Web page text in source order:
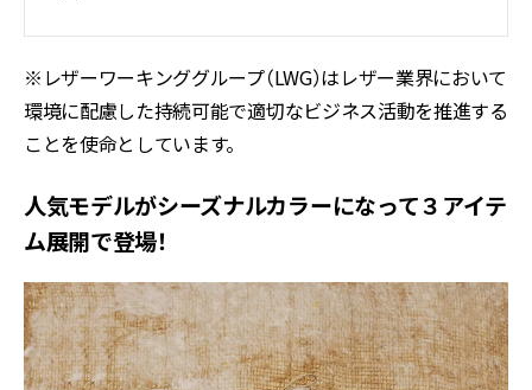
※レザーワーキンググループ（LWG）はレザー業界において
環境に配慮した持続可能で適切なビジネス活動を推進する
ことを使命としています。
人気モデルがシーズナルカラーになって３アイテ
ム展開で登場！